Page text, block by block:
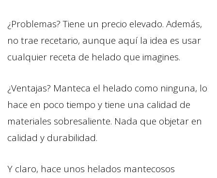
¿Problemas? Tiene un precio elevado. Además,
no trae recetario, aunque aquí la idea es usar
cualquier receta de helado que imagines.
¿Ventajas? Manteca el helado como ninguna, lo
hace en poco tiempo y tiene una calidad de
materiales sobresaliente. Nada que objetar en
calidad y durabilidad.
Y claro, hace unos helados mantecosos